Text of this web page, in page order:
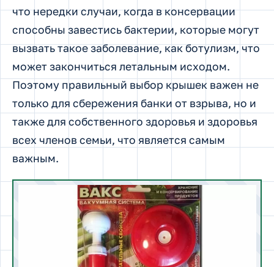
что нередки случаи, когда в консервации
способны завестись бактерии, которые могут
вызвать такое заболевание, как ботулизм, что
может закончиться летальным исходом.
Поэтому правильный выбор крышек важен не
только для сбережения банки от взрыва, но и
также для собственного здоровья и здоровья
всех членов семьи, что является самым
важным.